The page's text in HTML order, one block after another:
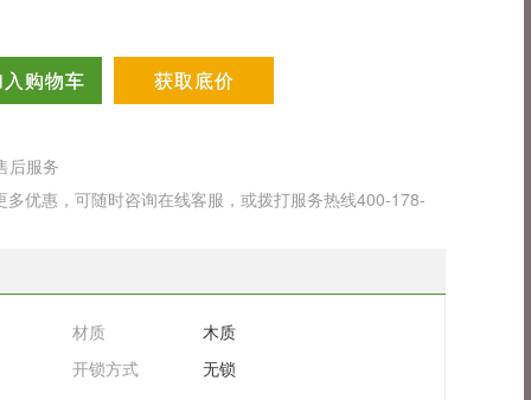
购物车 获取底价
后服务
优惠，可随时咨询在线客服，或拨打服务热线400-178-
材质
木质
开锁方式
无锁